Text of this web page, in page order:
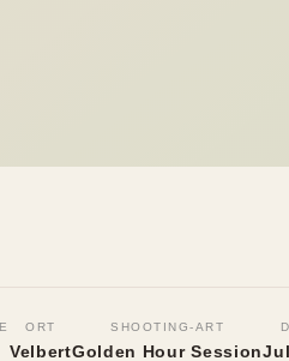
ORT
Velbert
SHOOTING-ART
Golden Hour Session